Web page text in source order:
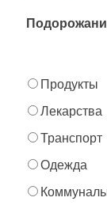
Продукты
Лекарства
Транспорт
Одежда